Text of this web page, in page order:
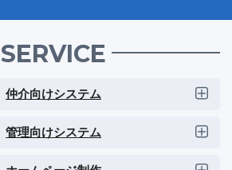
SERVICE
仲介向けシステム
管理向けシステム